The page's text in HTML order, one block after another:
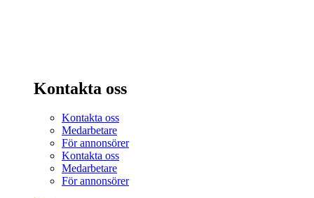
Kontakta oss
Kontakta oss
Medarbetare
För annonsörer
Kontakta oss
Medarbetare
För annonsörer